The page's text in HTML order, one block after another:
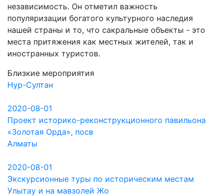
независимость. Он отметил важность
популяризации богатого культурного наследия
нашей страны и то, что сакральные объекты - это
места притяжения как местных жителей, так и
иностранных туристов.
Близкие мероприятия
Нур-Султан
2020-08-01
Проект историко-реконструкционного павильона
«Золотая Орда», посв
Алматы
2020-08-01
Экскурсионные туры по историческим местам
Улытау и на мавзолей Жо